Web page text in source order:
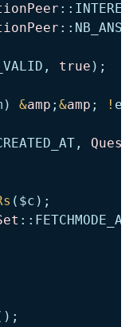
::
::
, true ) ;
) &amp ; &amp ; !
,
( $c ) ;
::
) ;